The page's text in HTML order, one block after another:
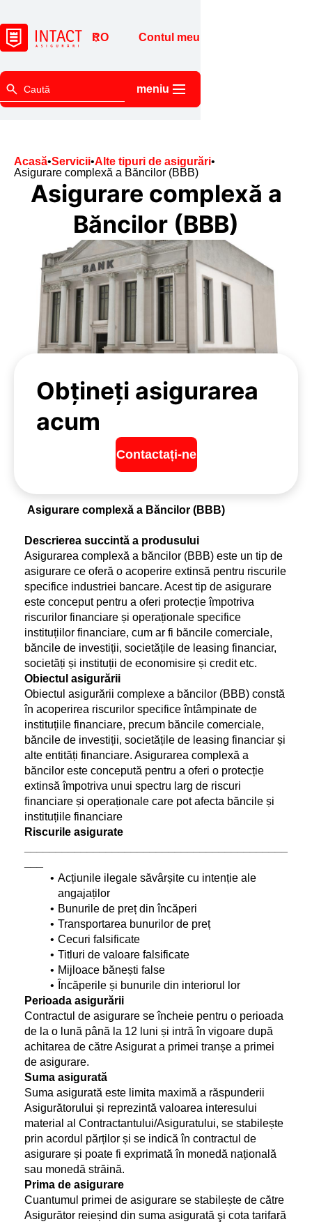
Contul meu
meniu
Acasă•Servicii•Alte tipuri de asigurări•
Asigurare complexă a Băncilor (BBB)
Asigurare complexă a
Băncilor (BBB)
Obțineți asigurarea
acum
Contactați-ne
Asigurare complexă a Băncilor (BBB)
Descrierea succintă a produsului
Asigurarea complexă a băncilor (BBB) este un tip de
asigurare ce oferă o acoperire extinsă pentru riscurile
specifice industriei bancare. Acest tip de asigurare
este conceput pentru a oferi protecție împotriva
riscurilor financiare și operaționale specifice
instituțiilor financiare, cum ar fi băncile comerciale,
băncile de investiții, societățile de leasing financiar,
societăți și instituții de economisire și credit etc.
Obiectul asigurării
Obiectul asigurării complexe a băncilor (BBB) constă
în acoperirea riscurilor specifice întâmpinate de
instituțiile financiare, precum băncile comerciale,
băncile de investiții, societățile de leasing financiar și
alte entități financiare. Asigurarea complexă a
băncilor este concepută pentru a oferi o protecție
extinsă împotriva unui spectru larg de riscuri
financiare și operaționale care pot afecta băncile și
instituțiile financiare
Riscurile asigurate
Acțiunile ilegale săvârșite cu intenție ale
angajaților
Bunurile de preț din încăperi
Transportarea bunurilor de preț
Cecuri falsificate
Titluri de valoare falsificate
Mijloace bănești false
Încăperile și bunurile din interiorul lor
Perioada asigurării
Contractul de asigurare se încheie pentru o perioada
de la o lună până la 12 luni și intră în vigoare după
achitarea de către Asigurat a primei tranșe a primei
de asigurare.
Suma asigurată
Suma asigurată este limita maximă a răspunderii
Asigurătorului și reprezintă valoarea interesului
material al Contractantului/Asiguratului, se stabilește
prin acordul părților și se indică în contractul de
asigurare și poate fi exprimată în monedă națională
sau monedă străină.
Prima de asigurare
Cuantumul primei de asigurare se stabilește de către
Asigurător reieșind din suma asigurată şi cota tarifară